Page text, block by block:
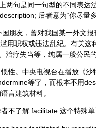
两句是同一句型的不同表
后者意为“你尽量
朋友，曾对我国某一外文
用职权或违法乱纪。有关
疗失当等，纯属一般公民
性。中央电视台在播放《
等字，而根本不用
言建筑材料。
不了解 facilitate 这个特殊单